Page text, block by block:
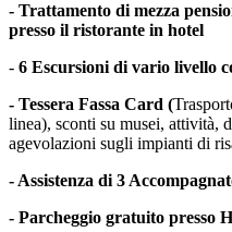
- Trattamento di mezza
presso il ristorante in hotel
- 6 Escursioni di vario livello
- Tessera Fassa Card (
linea), sconti su musei, attività,
agevolazioni sugli impianti di
- Assistenza di 3
- Parcheggio gratuito presso